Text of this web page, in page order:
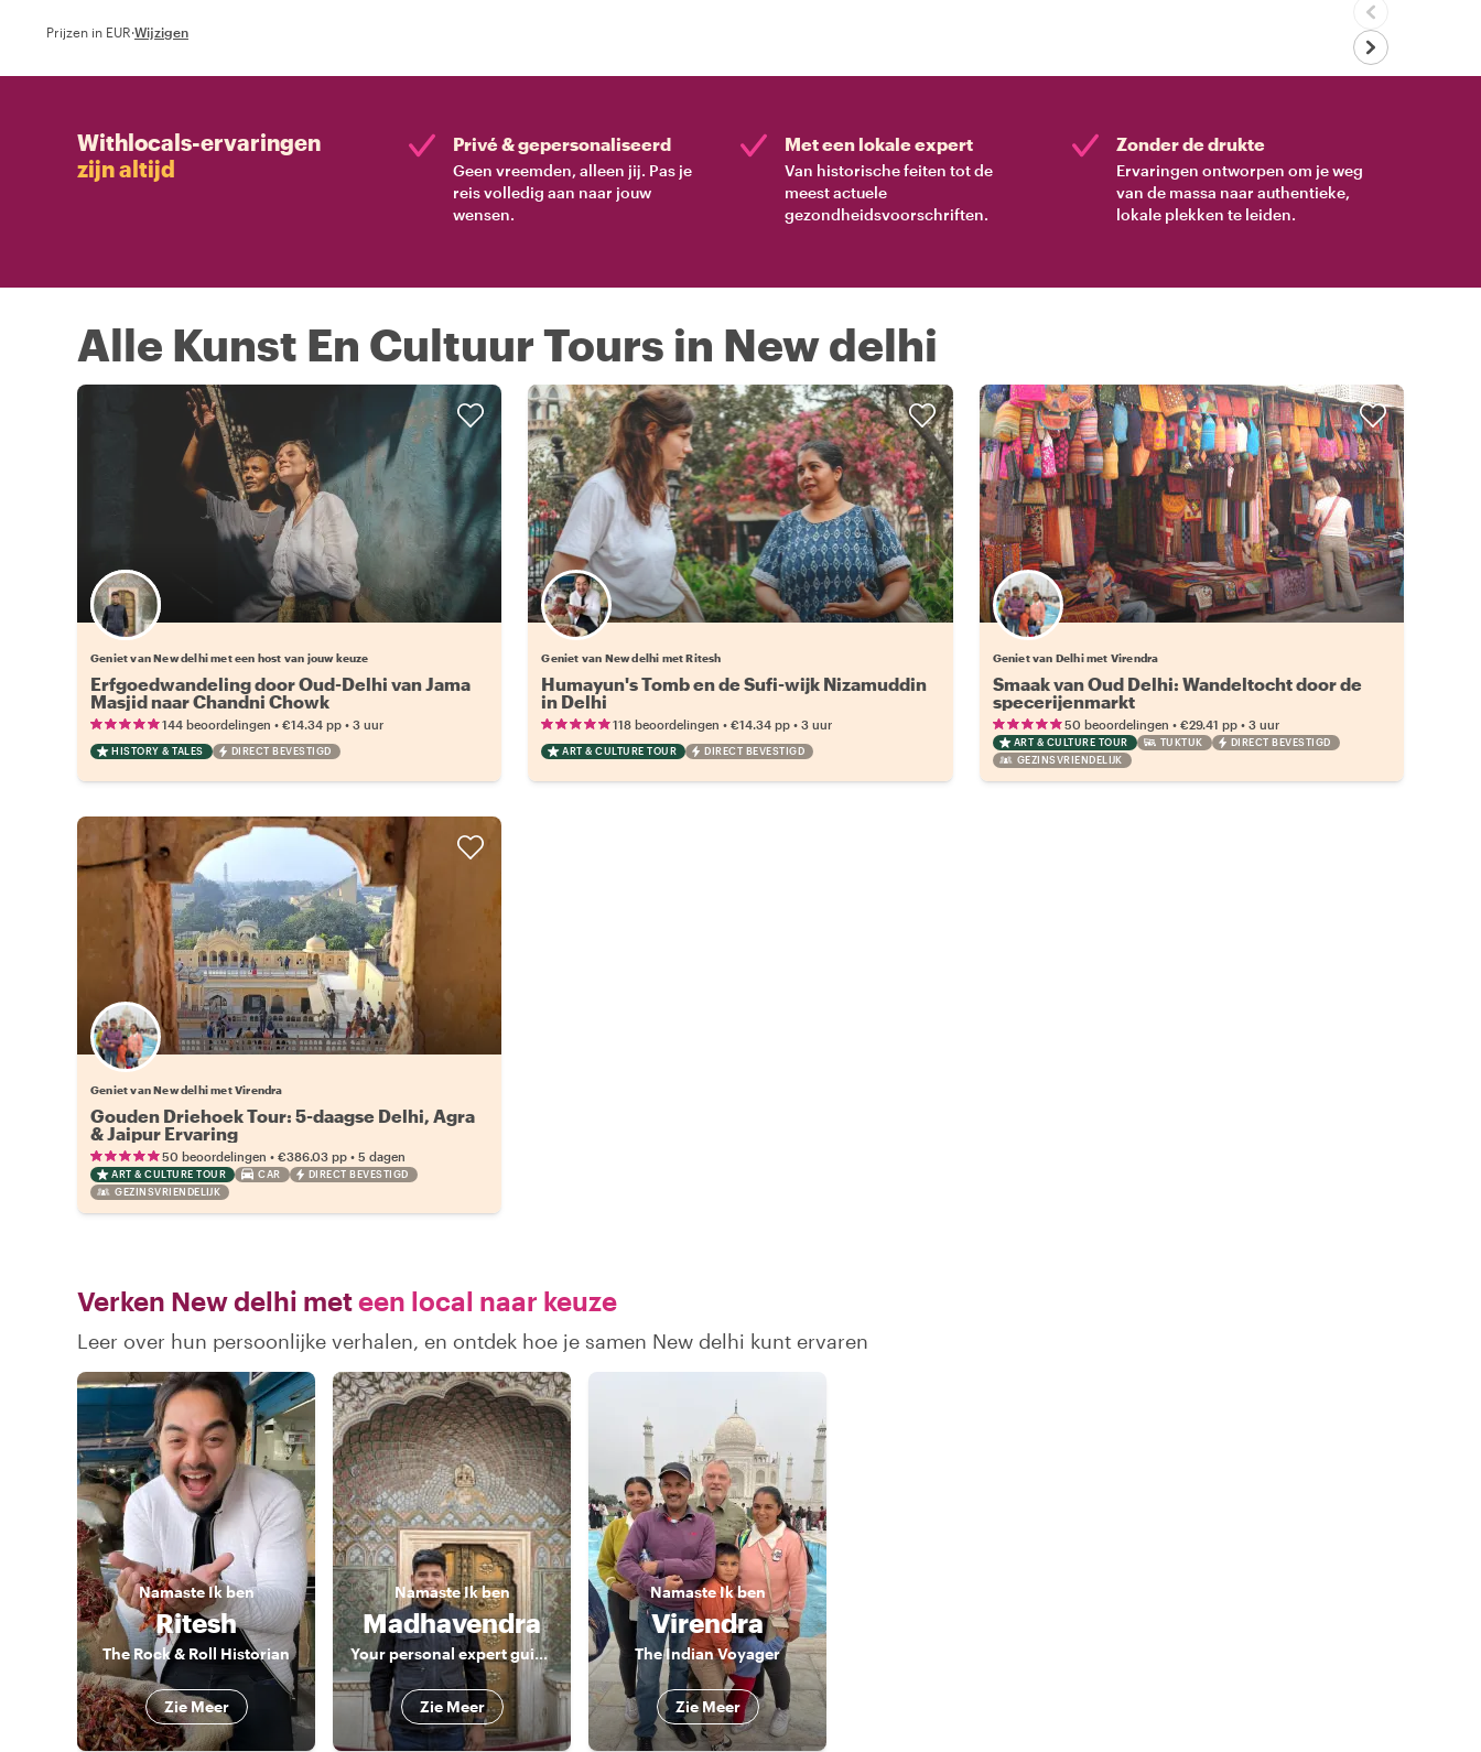
Prijzen in EUR·Wijzigen
Withlocals-ervaringen
zijn altijd
Privé & gepersonaliseerd
Geen vreemden, alleen jij. Pas je
reis volledig aan naar jouw
wensen.
Met een lokale expert
Van historische feiten tot de
meest actuele
gezondheidsvoorschriften.
Zonder de drukte
Ervaringen ontworpen om je weg
van de massa naar authentieke,
lokale plekken te leiden.
Alle Kunst En Cultuur Tours in New delhi
Kies jouw favoriete local
Geniet van New delhi met een host van jouw keuze
Erfgoedwandeling door Oud-Delhi van Jama
Masjid naar Chandni Chowk
144 beoordelingen • €14.34 pp • 3 uur
HISTORY & TALES DIRECT BEVESTIGD
Geniet van New delhi met Ritesh
Humayun's Tomb en de Sufi-wijk Nizamuddin
in Delhi
118 beoordelingen •€14.34 pp •3 uur
ART & CULTURE TOUR DIRECT BEVESTIGD
Geniet van Delhi met Virendra
Smaak van Oud Delhi: Wandeltocht door de
specerijenmarkt
50 beoordelingen • €29.41 pp• 3 uur
ART & CULTURE TOUR TUKTUK
DIRECT BEVESTIGD
GEZINSVRIENDELIJK
Geniet van New delhi met Virendra
Gouden Driehoek Tour: 5-daagse Delhi, Agra
& Jaipur Ervaring
50 beoordelingen • €386.03 pp • 5 dagen
ART & CULTURE TOUR CAR
DIRECT BEVESTIGD
GEZINSVRIENDELIJK
Verken New delhi meteen local naar keuze
Leer over hun persoonlijke verhalen, en ontdek hoe je samen New delhi kunt ervaren
NamasteIk ben
Ritesh
The Rock & Roll Historian
Zie Meer
NamasteIk ben
Madhavendra
Your personal expert guide for Delhi, Agra & Jaipur!!
Zie Meer
NamasteIk ben
Virendra
The Indian Voyager
Zie Meer